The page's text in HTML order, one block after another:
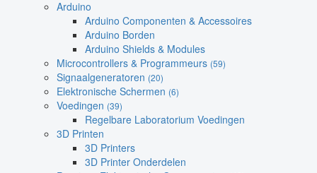
Arduino
Arduino Componenten & Accessoires
Arduino Borden
Arduino Shields & Modules
Microcontrollers & Programmeurs (59)
Signaalgeneratoren (20)
Elektronische Schermen (6)
Voedingen (39)
Regelbare Laboratorium Voedingen
3D Printen
3D Printers
3D Printer Onderdelen